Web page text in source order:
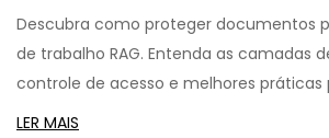
Descubra como proteger documentos
de trabalho RAG. Entenda as camadas
controle de acesso e melhores práticas
vazamentos de dados sensíveis em LLMs.
LER MAIS